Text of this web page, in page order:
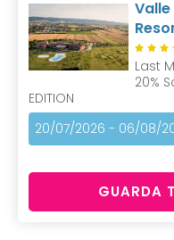
Last
20%
EDITION
20/07/2026 - 06/08/
GUARDA